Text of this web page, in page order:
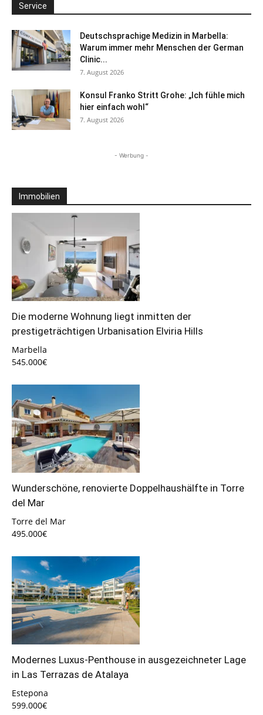
Service
Deutschsprachige Medizin in Marbella:
Warum immer mehr Menschen der German
Clinic...
7. August 2026
Konsul Franko Stritt Grohe: „Ich fühle mich
hier einfach wohl“
7. August 2026
- Werbung -
Immobilien
Die moderne Wohnung liegt inmitten der
prestigeträchtigen Urbanisation Elviria Hills
Marbella
545.000€
Wunderschöne, renovierte Doppelhaushälfte in Torre
del Mar
Torre del Mar
495.000€
Modernes Luxus-Penthouse in ausgezeichneter Lage
in Las Terrazas de Atalaya
Estepona
599.000€